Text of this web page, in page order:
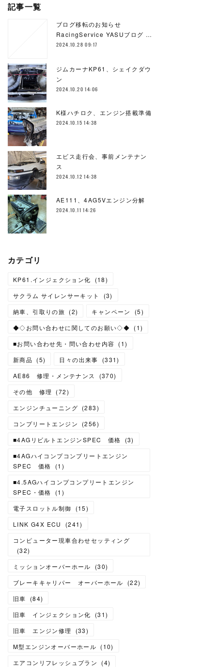
記事一覧
ブログ移転のお知らせ
RacingService YASUブログ …
2024.10.28 09:17
ジムカーナKP61、シェイクダウ
ン
2024.10.20 14:06
K様ハチロク、エンジン搭載準備
2024.10.15 14:38
エビス走行会、事前メンテナン
ス
2024.10.12 14:38
AE111、4AG5Vエンジン分解
2024.10.11 14:26
カテゴリ
KP61.インジェクション化 (18)
サクラム サイレンサーキット
(3)
納車、引取りの旅 (2) キャンペーン (5)
◆◇お問い合わせに関してのお願い◇◆ (1)
■お問い合わせ先・問い合わせ内容 (1)
新商品 (5) 日々の出来事 (331)
AE86 修理・メンテナンス
(370)
その他 修理
(72)
エンジンチューニング (283)
コンプリートエンジン
(256)
■4AGリビルトエンジンSPEC 価格
(3)
■4AGハイコンプコンプリートエンジン
SPEC 価格
(1 )
■4.5AGハイコンプコンプリートエンジン
SPEC・価格
(1 )
電子スロットル制御
(15)
LINK G4X ECU
(241)
コンピューター現車合わせセッティング
(32)
ミッションオーバーホール
(30)
ブレーキキャリパー オーバーホール
(22)
旧車
(84)
旧車 インジェクション化
(31)
旧車 エンジン修理
(33)
M型エンジンオーバーホール (10)
エアコンリフレッシュプラン
(4)